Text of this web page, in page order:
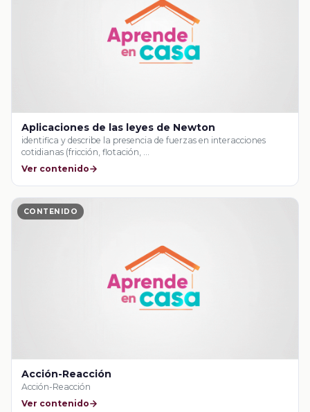
Aplicaciones de las leyes de Newton
identifica y describe la presencia de fuerzas en interacciones
cotidianas (fricción, flotación, …
Ver contenido
CONTENIDO
Acción-Reacción
Acción-Reacción
Ver contenido